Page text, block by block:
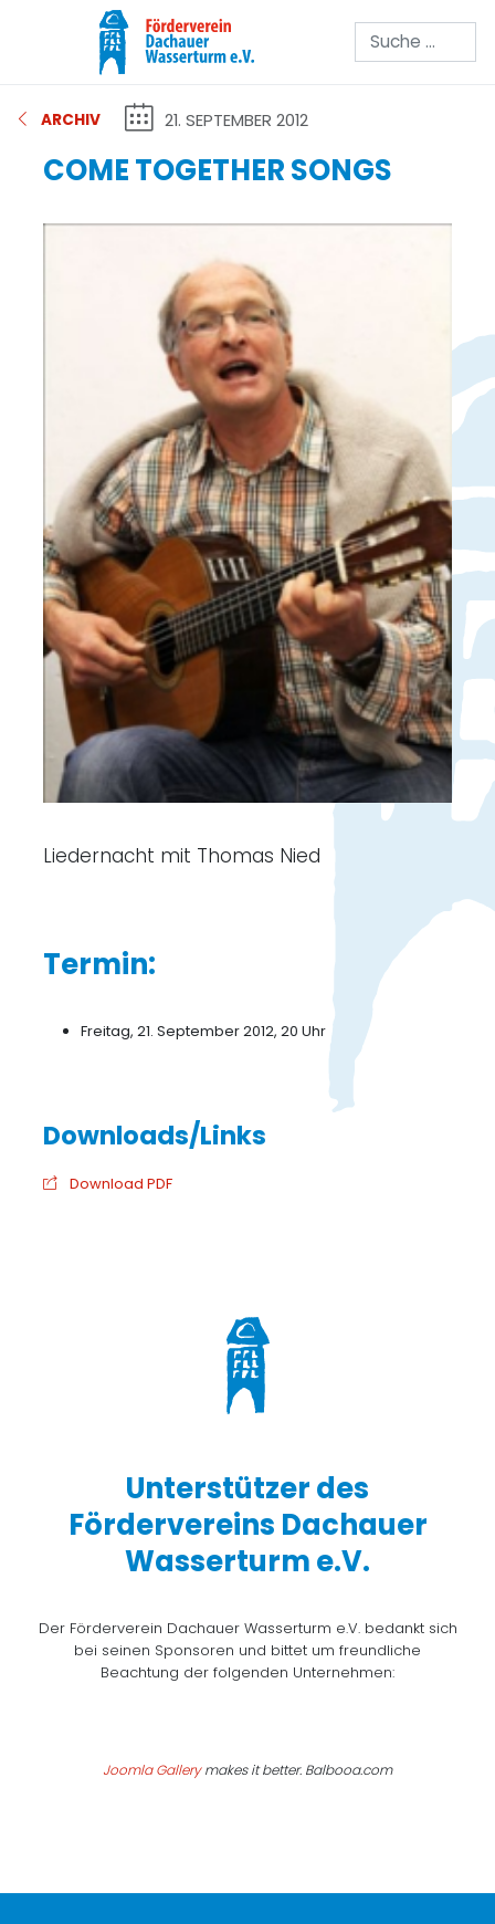
Suchen
ARCHIV 21. SEPTEMBER 2012
COME TOGETHER SONGS
Liedernacht mit Thomas Nied
Termin:
Freitag, 21. September 2012, 20 Uhr
Download PDF
Unterstützer des
Fördervereins Dachauer
Wasserturm e.V.
Der Förderverein Dachauer Wasserturm e.V. bedankt sich
bei seinen Sponsoren und bittet um freundliche
Beachtung der folgenden Unternehmen:
Joomla Gallerymakes it better. Balbooa.com